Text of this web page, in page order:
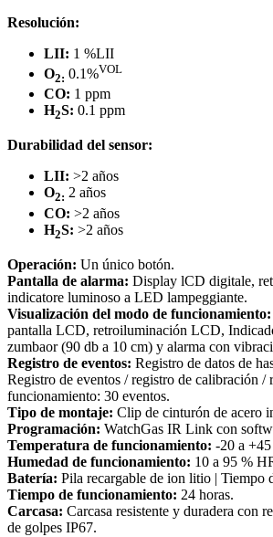
Resolución:
LII: 1 %LII
O2: 0.1%VOL
CO: 1 ppm
H2S: 0.1 ppm
Durabilidad del sensor:
LII: >2 años
O2: 2 años
CO: >2 años
H2S: >2 años
Operación: Un único botón.
Pantalla de alarma: Display lCD digitale,
indicatore luminoso a LED lampeggiante.
Visualización del modo de funcionamiento:
pantalla LCD, retroiluminación LCD,
zumbaor (90 db a 10 cm) y alarma con
Registro de eventos: Registro de datos de
Registro de eventos / registro de calibración /
funcionamiento: 30 eventos.
Tipo de montaje: Clip de cinturón de acero
Programación: WatchGas IR Link con
Temperatura de funcionamiento: -20 a +45
Humedad de funcionamiento: 10 a 95 %
Batería: Pila recargable de ion litio | Tiempo
Tiempo de funcionamiento: 24 horas.
Carcasa: Carcasa resistente y duradera con
de golpes IP67.